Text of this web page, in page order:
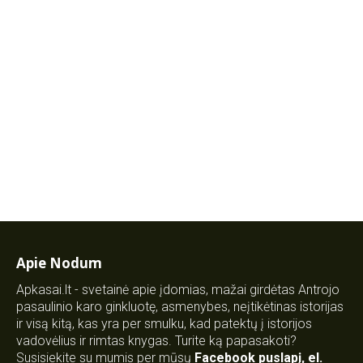
Apie Nodum
Apkasai.lt - svetainė apie įdomias, mažai girdėtas Antrojo
pasaulinio karo ginkluotę, asmenybes, neįtikėtinas istorijas
ir visą kitą, kas yra per smulku, kad patektų į istorijos
vadovėlius ir rimtas knygas. Turite ką papasakoti?
Susisiekite su mumis per mūsų Facebook puslapį, el.